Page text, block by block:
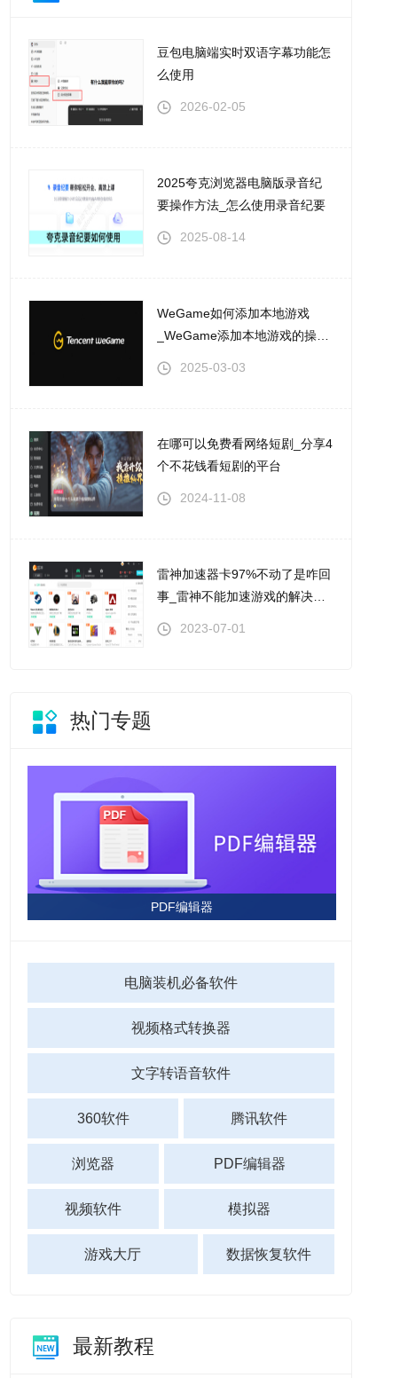
豆包电脑端实时双语字幕功能怎
么使用
2026-02-05
2025夸克浏览器电脑版录音纪
要操作方法_怎么使用录音纪要
2025-08-14
WeGame如何添加本地游戏
_WeGame添加本地游戏的操作
2025-03-03
在哪可以免费看网络短剧_分享4
个不花钱看短剧的平台
2024-11-08
雷神加速器卡97%不动了是咋回
事_雷神不能加速游戏的解决步
2023-07-01
热门专题
PDF编辑器
电脑装机必备软件
视频格式转换器
文字转语音软件
360软件 腾讯软件
浏览器 PDF编辑器
视频软件 模拟器
游戏大厅 数据恢复软件
最新教程